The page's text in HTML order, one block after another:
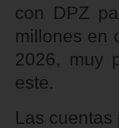
con DPZ
millones en
2026, muy
este.
Las